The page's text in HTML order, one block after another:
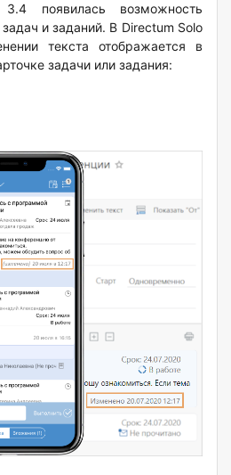
появилась возможность
и заданий. В Directum Solo
текста отображается в
задачи или задания: